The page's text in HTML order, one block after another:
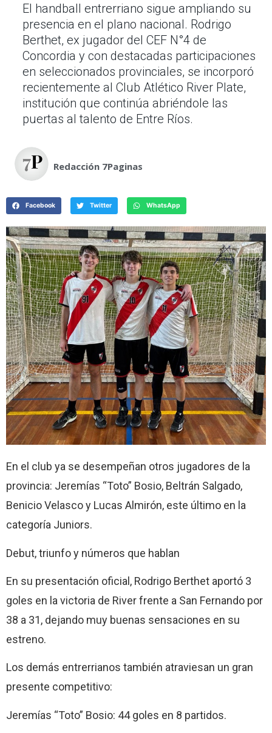
El handball entrerriano sigue ampliando su
presencia en el plano nacional. Rodrigo
Berthet, ex jugador del CEF N°4 de
Concordia y con destacadas participaciones
en seleccionados provinciales, se incorporó
recientemente al Club Atlético River Plate,
institución que continúa abriéndole las
puertas al talento de Entre Ríos.
Redacción 7Paginas
Facebook Twitter WhatsApp
En el club ya se desempeñan otros jugadores de la
provincia: Jeremías “Toto” Bosio, Beltrán Salgado,
Benicio Velasco y Lucas Almirón, este último en la
categoría Juniors.
Debut, triunfo y números que hablan
En su presentación oficial, Rodrigo Berthet aportó 3
goles en la victoria de River frente a San Fernando por
38 a 31, dejando muy buenas sensaciones en su
estreno.
Los demás entrerrianos también atraviesan un gran
presente competitivo:
Jeremías “Toto” Bosio: 44 goles en 8 partidos.